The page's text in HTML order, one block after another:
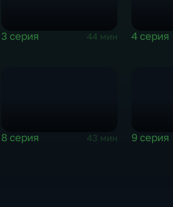
3 серия 44 мин 4 серия
8 серия 43 мин 9 серия